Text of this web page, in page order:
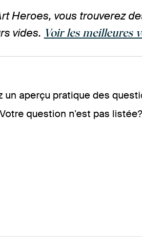
Heroes, vous trouverez
vides. Voir les meilleures
un aperçu pratique des
question n'est pas listée?